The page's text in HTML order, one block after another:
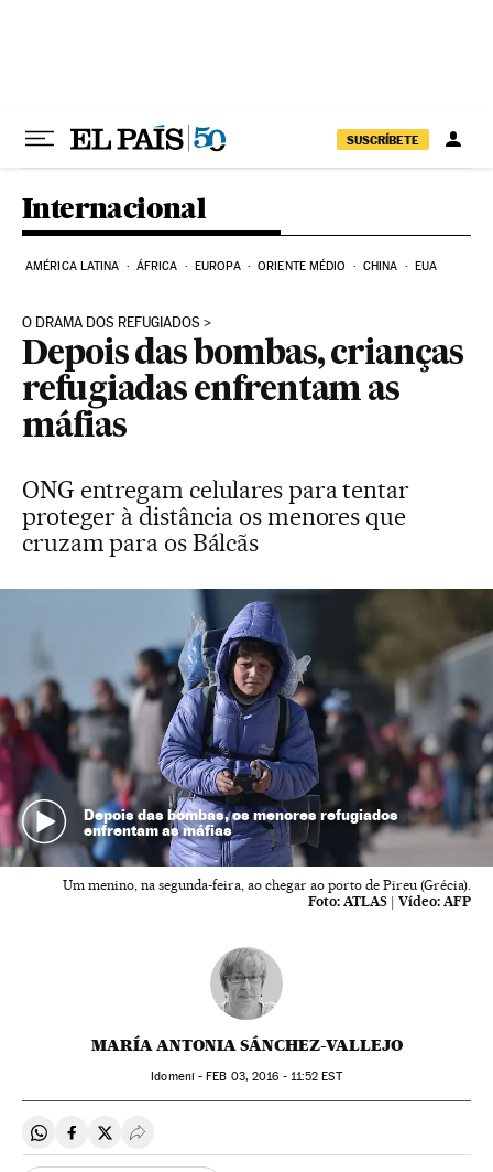
SUSCRÍBETE
Internacional
AMÉRICA LATINA ÁFRICA EUROPA ORIENTE MÉDIO CHINA EUA
O DRAMA DOS REFUGIADOS
Depois das bombas, crianças
refugiadas enfrentam as
máfias
ONG entregam celulares para tentar
proteger à distância os menores que
cruzam para os Bálcãs
Depois das bombas, os menores refugiados
enfrentam as máfias
Um menino, na segunda-feira, ao chegar ao porto de Pireu (Grécia).
Foto: ATLAS | Vídeo: AFP
MARÍA ANTONIA SÁNCHEZ-VALLEJO
Idomeni -FEB 03, 2016 - 11:52 EST
Compartir en Whatsapp
Compartir en Facebook
Compartir en Twitter
Desplegar Redes Sociales